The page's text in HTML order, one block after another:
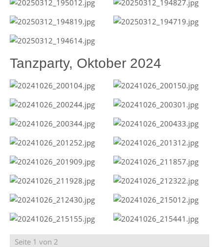
Tanzparty, Oktober 2024
Seite 1 von 2